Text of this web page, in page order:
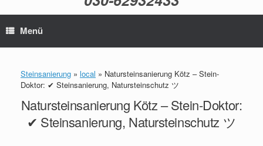
Menü
Steinsanierung » local » Natursteinsanierung Kötz – Stein-
Doktor: ✔ Steinsanierung, Natursteinschutz ツ
Natursteinsanierung Kötz – Stein-Doktor:
✔ Steinsanierung, Natursteinschutz ツ